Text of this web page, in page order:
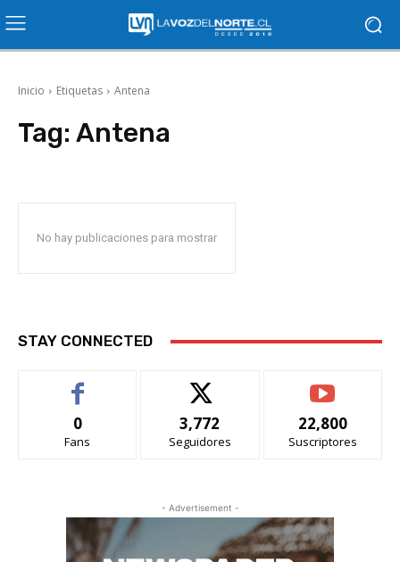
Inicio Etiquetas Antena
Tag: Antena
No hay publicaciones para mostrar
STAY CONNECTED
0
Fans
3,772
Seguidores
22,800
Suscriptores
- Advertisement -